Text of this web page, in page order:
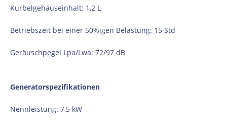
Kurbelgehäuseinhalt: 1,2 L
Betriebszeit bei einer 50%igen Belastung: 15 Std
Geräuschpegel Lpa/Lwa: 72/97 dB
Generatorspezifikationen
Nennleistung: 7,5 kW